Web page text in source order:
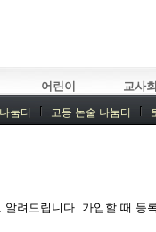
어린이 교사
눔터 고등 논술 나눔터
려드립니다. 가입할 때